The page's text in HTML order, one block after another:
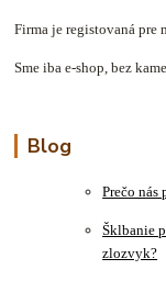
Firma je registovaná pre
Sme iba e-shop, bez
Blog
Prečo
Šklbanie
zlozvyk?